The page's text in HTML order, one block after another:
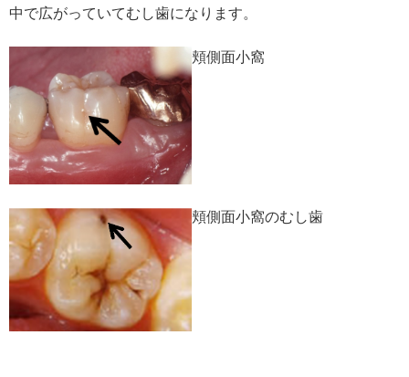
中で広がっていてむし歯になります。
頬側面小窩
頬側面小窩のむし歯